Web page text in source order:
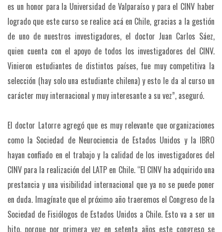
es un honor para la Universidad de Valparaíso y para el CINV haber
logrado que este curso se realice acá en Chile, gracias a la gestión
de uno de nuestros investigadores, el doctor Juan Carlos Sáez,
quien cuenta con el apoyo de todos los investigadores del CINV.
Vinieron estudiantes de distintos países, fue muy competitiva la
selección (hay solo una estudiante chilena) y esto le da al curso un
carácter muy internacional y muy interesante a su vez”, aseguró.
El doctor Latorre agregó que es muy relevante que organizaciones
como la Sociedad de Neurociencia de Estados Unidos y la IBRO
hayan confiado en el trabajo y la calidad de los investigadores del
CINV para la realización del LATP en Chile. “El CINV ha adquirido una
prestancia y una visibilidad internacional que ya no se puede poner
en duda. Imagínate que el próximo año traeremos el Congreso de la
Sociedad de Fisiólogos de Estados Unidos a Chile. Esto va a ser un
hito, porque por primera vez en setenta años este congreso se